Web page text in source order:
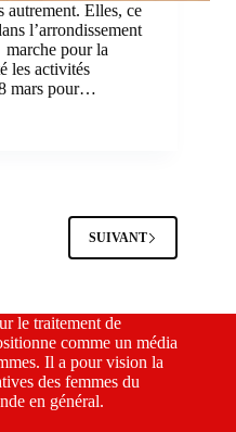
autrement. Elles, ce
l’arrondissement
pour la
les activités
mars pour…
SUIVANT
le traitement de
comme un média
Il a pour vision la
des femmes du
en général.